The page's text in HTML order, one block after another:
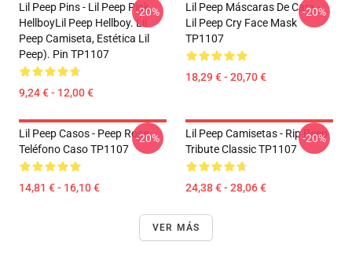
Lil Peep Pins - Lil Peep Pink
HellboyLil Peep Hellboy. Lil
Peep Camiseta, Estética Lil
Peep). Pin TP1107
9,24 € - 12,00 €
-20%
Lil Peep Máscaras De Cara -
Lil Peep Cry Face Mask
TP1107
18,29 € - 20,70 €
-20%
Lil Peep Casos - Peep Rose
Teléfono Caso TP1107
14,81 € - 16,10 €
-20%
Lil Peep Camisetas - Rip Peep
Tribute Classic TP1107
24,38 € - 28,06 €
-20%
VER MÁS